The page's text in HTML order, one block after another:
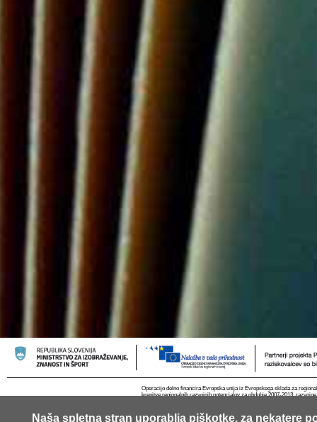
Naša spletna stran uporablja piškotke, za nekatere
Operacijo delno financira Evropska unija iz Evropskega sklada za
krepitve regionalnih razvojnih potencialov za obdobje 2007-2013,